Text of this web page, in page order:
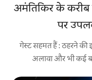
अमंतिकिर के करीब
पर
गेस्ट सहमत हैं : ठहरने
अलावा और भी कई